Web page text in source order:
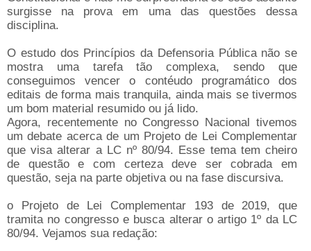
surgisse na prova em uma das questões dessa
disciplina.
O estudo dos Princípios da Defensoria Pública não se
mostra uma tarefa tão complexa, sendo que
conseguimos vencer o contéudo programático dos
editais de forma mais tranquila, ainda mais se tivermos
um bom material resumido ou já lido.
Agora, recentemente no Congresso Nacional tivemos
um debate acerca de um Projeto de Lei Complementar
que visa alterar a LC nº 80/94. Esse tema tem cheiro
de questão e com certeza deve ser cobrada em
questão, seja na parte objetiva ou na fase discursiva.
o Projeto de Lei Complementar 193 de 2019, que
tramita no congresso e busca alterar o artigo 1º da LC
80/94. Vejamos sua redação: